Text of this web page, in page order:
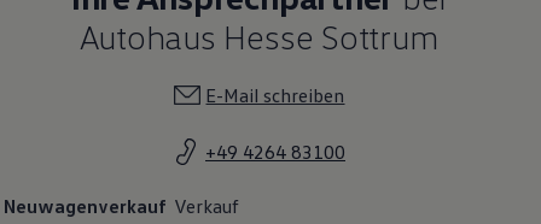
Autohaus Hesse Sottrum
E-Mail schreiben
+49 4264 83100
Neuwagenverkauf Verkauf